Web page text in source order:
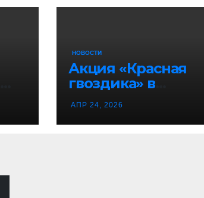
НОВОСТИ
Акция «Красная
гвоздика» в
Воронежской
области!
АПР 24, 2026